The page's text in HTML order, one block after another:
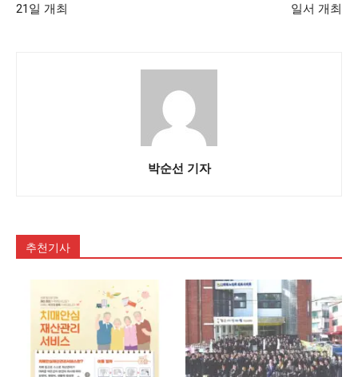
21일 개최
일서 개최
박순선 기자
추천기사